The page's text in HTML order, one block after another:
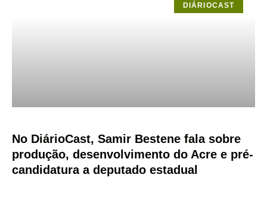
DIÁRIOCAST
No DiárioCast, Samir Bestene fala sobre
produção, desenvolvimento do Acre e pré-
candidatura a deputado estadual